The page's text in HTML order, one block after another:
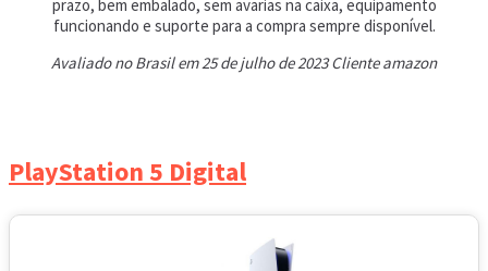
prazo, bem embalado, sem avarias na caixa, equipamento
funcionando e suporte para a compra sempre disponível.
Avaliado no Brasil em 25 de julho de 2023 Cliente amazon
PlayStation 5 Digital